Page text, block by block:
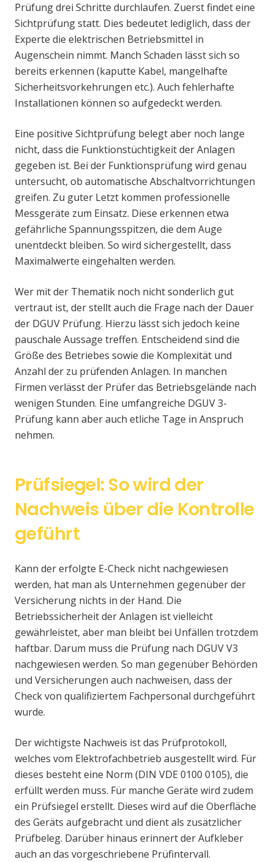
Prüfung drei Schritte durchlaufen. Zuerst findet eine
Sichtprüfung statt. Dies bedeutet lediglich, dass der
Experte die elektrischen Betriebsmittel in
Augenschein nimmt. Manch Schaden lässt sich so
bereits erkennen (kaputte Kabel, mangelhafte
Sicherheitsvorkehrungen etc.). Auch fehlerhafte
Installationen können so aufgedeckt werden.
Eine positive Sichtprüfung belegt aber noch lange
nicht, dass die Funktionstüchtigkeit der Anlagen
gegeben ist. Bei der Funktionsprüfung wird genau
untersucht, ob automatische Abschaltvorrichtungen
greifen. Zu guter Letzt kommen professionelle
Messgeräte zum Einsatz. Diese erkennen etwa
gefährliche Spannungsspitzen, die dem Auge
unentdeckt bleiben. So wird sichergestellt, dass
Maximalwerte eingehalten werden.
Wer mit der Thematik noch nicht sonderlich gut
vertraut ist, der stellt auch die Frage nach der Dauer
der DGUV Prüfung. Hierzu lässt sich jedoch keine
pauschale Aussage treffen. Entscheidend sind die
Größe des Betriebes sowie die Komplexität und
Anzahl der zu prüfenden Anlagen. In manchen
Firmen verlässt der Prüfer das Betriebsgelände nach
wenigen Stunden. Eine umfangreiche DGUV 3-
Prüfung kann aber auch etliche Tage in Anspruch
nehmen.
Prüfsiegel: So wird der
Nachweis über die Kontrolle
geführt
Kann der erfolgte E-Check nicht nachgewiesen
werden, hat man als Unternehmen gegenüber der
Versicherung nichts in der Hand. Die
Betriebssicherheit der Anlagen ist vielleicht
gewährleistet, aber man bleibt bei Unfällen trotzdem
haftbar. Darum muss die Prüfung nach DGUV V3
nachgewiesen werden. So man gegenüber Behörden
und Versicherungen auch nachweisen, dass der
Check von qualifiziertem Fachpersonal durchgeführt
wurde.
Der wichtigste Nachweis ist das Prüfprotokoll,
welches vom Elektrofachbetrieb ausgestellt wird. Für
dieses besteht eine Norm (DIN VDE 0100 0105), die
erfüllt werden muss. Für manche Geräte wird zudem
ein Prüfsiegel erstellt. Dieses wird auf die Oberfläche
des Geräts aufgebracht und dient als zusätzlicher
Prüfbeleg. Darüber hinaus erinnert der Aufkleber
auch an das vorgeschriebene Prüfintervall.